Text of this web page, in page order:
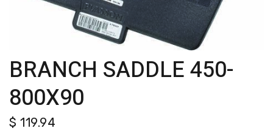
BRANCH SADDLE 450-
800X90
$ 119.94